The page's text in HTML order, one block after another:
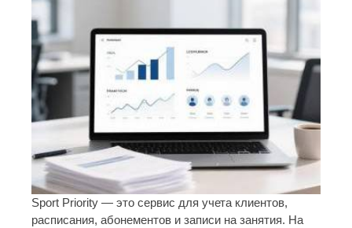
Sport Priority — это сервис для учета клиентов,
расписания, абонементов и записи на занятия. На